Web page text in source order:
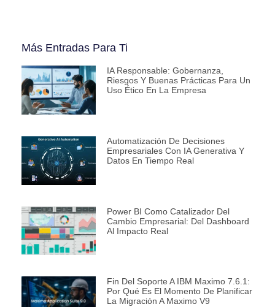
Más Entradas Para Ti
IA Responsable: Gobernanza,
Riesgos Y Buenas Prácticas Para Un
Uso Ético En La Empresa
Automatización De Decisiones
Empresariales Con IA Generativa Y
Datos En Tiempo Real
Power BI Como Catalizador Del
Cambio Empresarial: Del Dashboard
Al Impacto Real
Fin Del Soporte A IBM Maximo 7.6.1:
Por Qué Es El Momento De Planificar
La Migración A Maximo V9